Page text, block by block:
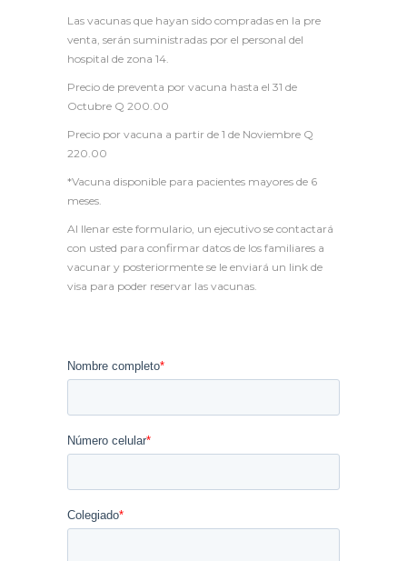
Las vacunas que hayan sido compradas en la pre
venta, serán suministradas por el personal del
hospital de zona 14.
Precio de preventa por vacuna hasta el 31 de
Octubre Q 200.00
Precio por vacuna a partir de 1 de Noviembre Q
220.00
*Vacuna disponible para pacientes mayores de 6
meses.
Al llenar este formulario, un ejecutivo se contactará
con usted para confirmar datos de los familiares a
vacunar y posteriormente se le enviará un link de
visa para poder reservar las vacunas.